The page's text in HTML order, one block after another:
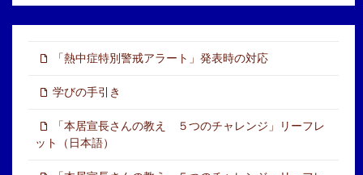
「熱中症特別警戒アラート」発表時の対応
学びの手引き
「本居宣長さんの教え ５つのチャレンジ」リーフレ
ット（日本語）